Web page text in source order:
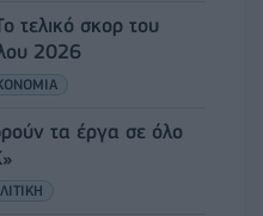
τελικό σκορ του
2026
τα έργα σε όλο